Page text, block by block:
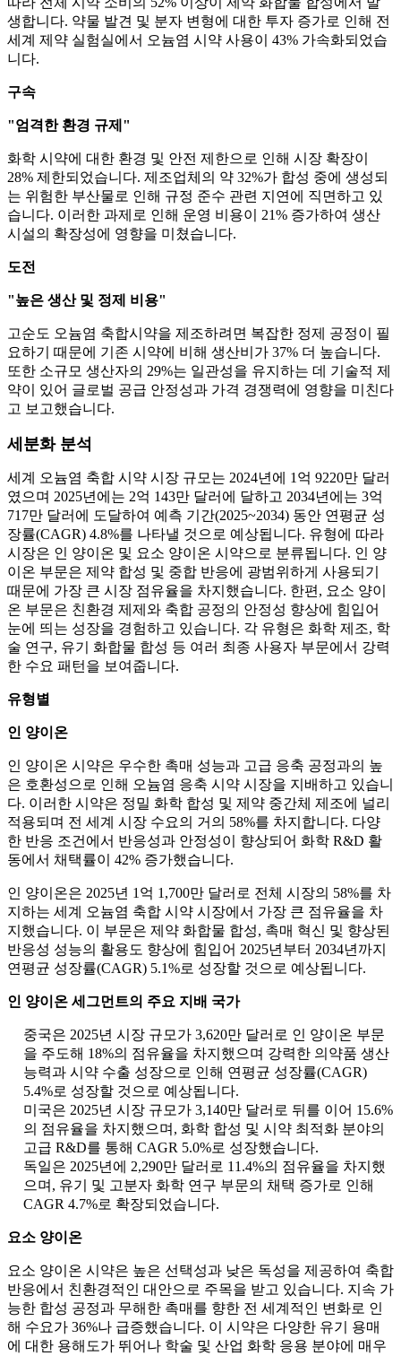
생합니다. 약물 발견 및 분자 변형에 대한 투자 증가로 인해 전
세계 제약 실험실에서 오늄염 시약 사용이 43% 가속화되었습
니다.
구속
"엄격한 환경 규제"
화학 시약에 대한 환경 및 안전 제한으로 인해 시장 확장이
28% 제한되었습니다. 제조업체의 약 32%가 합성 중에 생성되
는 위험한 부산물로 인해 규정 준수 관련 지연에 직면하고 있
습니다. 이러한 과제로 인해 운영 비용이 21% 증가하여 생산
시설의 확장성에 영향을 미쳤습니다.
도전
"높은 생산 및 정제 비용"
고순도 오늄염 축합시약을 제조하려면 복잡한 정제 공정이 필
요하기 때문에 기존 시약에 비해 생산비가 37% 더 높습니다.
또한 소규모 생산자의 29%는 일관성을 유지하는 데 기술적 제
약이 있어 글로벌 공급 안정성과 가격 경쟁력에 영향을 미친다
고 보고했습니다.
세분화 분석
세계 오늄염 축합 시약 시장 규모는 2024년에 1억 9220만 달러
였으며 2025년에는 2억 143만 달러에 달하고 2034년에는 3억
717만 달러에 도달하여 예측 기간(2025~2034) 동안 연평균 성
장률(CAGR) 4.8%를 나타낼 것으로 예상됩니다. 유형에 따라
시장은 인 양이온 및 요소 양이온 시약으로 분류됩니다. 인 양
이온 부문은 제약 합성 및 중합 반응에 광범위하게 사용되기
때문에 가장 큰 시장 점유율을 차지했습니다. 한편, 요소 양이
온 부문은 친환경 제제와 축합 공정의 안정성 향상에 힘입어
눈에 띄는 성장을 경험하고 있습니다. 각 유형은 화학 제조, 학
술 연구, 유기 화합물 합성 등 여러 최종 사용자 부문에서 강력
한 수요 패턴을 보여줍니다.
유형별
인 양이온
인 양이온 시약은 우수한 촉매 성능과 고급 응축 공정과의 높
은 호환성으로 인해 오늄염 응축 시약 시장을 지배하고 있습니
다. 이러한 시약은 정밀 화학 합성 및 제약 중간체 제조에 널리
적용되며 전 세계 시장 수요의 거의 58%를 차지합니다. 다양
한 반응 조건에서 반응성과 안정성이 향상되어 화학 R&D 활
동에서 채택률이 42% 증가했습니다.
인 양이온은 2025년 1억 1,700만 달러로 전체 시장의 58%를 차
지하는 세계 오늄염 축합 시약 시장에서 가장 큰 점유율을 차
지했습니다. 이 부문은 제약 화합물 합성, 촉매 혁신 및 향상된
반응성 성능의 활용도 향상에 힘입어 2025년부터 2034년까지
연평균 성장률(CAGR) 5.1%로 성장할 것으로 예상됩니다.
인 양이온 세그먼트의 주요 지배 국가
중국은 2025년 시장 규모가 3,620만 달러로 인 양이온 부문
을 주도해 18%의 점유율을 차지했으며 강력한 의약품 생산
능력과 시약 수출 성장으로 인해 연평균 성장률(CAGR)
5.4%로 성장할 것으로 예상됩니다.
미국은 2025년 시장 규모가 3,140만 달러로 뒤를 이어 15.6%
의 점유율을 차지했으며, 화학 합성 및 시약 최적화 분야의
고급 R&D를 통해 CAGR 5.0%로 성장했습니다.
독일은 2025년에 2,290만 달러로 11.4%의 점유율을 차지했
으며, 유기 및 고분자 화학 연구 부문의 채택 증가로 인해
CAGR 4.7%로 확장되었습니다.
요소 양이온
요소 양이온 시약은 높은 선택성과 낮은 독성을 제공하여 축합
반응에서 친환경적인 대안으로 주목을 받고 있습니다. 지속 가
능한 합성 공정과 무해한 촉매를 향한 전 세계적인 변화로 인
해 수요가 36%나 급증했습니다. 이 시약은 다양한 유기 용매
에 대한 용해도가 뛰어나 학술 및 산업 화학 응용 분야에 매우